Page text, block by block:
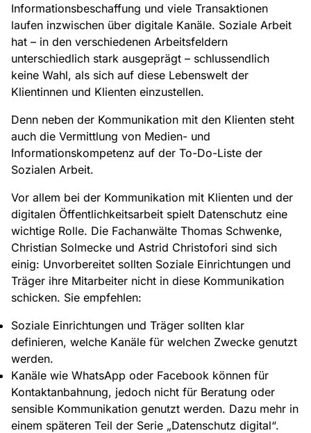
Informationsbeschaffung und viele Transaktionen
laufen inzwischen über digitale Kanäle. Soziale Arbeit
hat – in den verschiedenen Arbeitsfeldern
unterschiedlich stark ausgeprägt – schlussendlich
keine Wahl, als sich auf diese Lebenswelt der
Klientinnen und Klienten einzustellen.
Denn neben der Kommunikation mit den Klienten steht
auch die Vermittlung von Medien- und
Informationskompetenz auf der To-Do-Liste der
Sozialen Arbeit.
Vor allem bei der Kommunikation mit Klienten und der
digitalen Öffentlichkeitsarbeit spielt Datenschutz eine
wichtige Rolle. Die Fachanwälte Thomas Schwenke,
Christian Solmecke und Astrid Christofori sind sich
einig: Unvorbereitet sollten Soziale Einrichtungen und
Träger ihre Mitarbeiter nicht in diese Kommunikation
schicken. Sie empfehlen:
Soziale Einrichtungen und Träger sollten klar
definieren, welche Kanäle für welchen Zwecke genutzt
werden.
Kanäle wie WhatsApp oder Facebook können für
Kontaktanbahnung, jedoch nicht für Beratung oder
sensible Kommunikation genutzt werden. Dazu mehr in
einem späteren Teil der Serie „Datenschutz digital“.